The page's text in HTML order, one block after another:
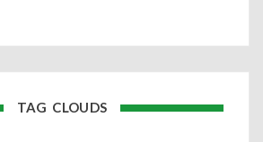
TAG CLOUDS